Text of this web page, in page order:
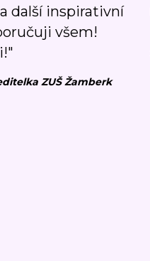
další inspirativní
všem!
ZUŠ Žamberk